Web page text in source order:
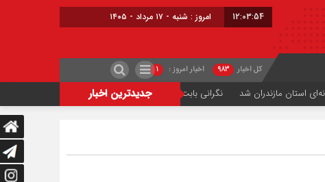
12:03:55 امروز : شنبه - ۱۷ مرداد - ۱۴۰۵
کل اخبار ۹۸۳ اخبار امروز : ۱
جدیدترین اخبار شد نگرانی بابت تأمین گندم یا پرداخت مطالبات وجود ندارد